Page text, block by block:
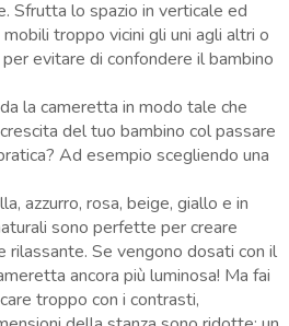
Sfrutta lo spazio in verticale ed
troppo vicini gli uni agli altri o
evitare di confondere il bambino
la cameretta in modo tale che
del tuo bambino col passare
Ad esempio scegliendo una
azzurro, rosa, beige, giallo e in
sono perfette per creare
rilassante. Se vengono dosati con il
ancora più luminosa! Ma fai
troppo con i contrasti,